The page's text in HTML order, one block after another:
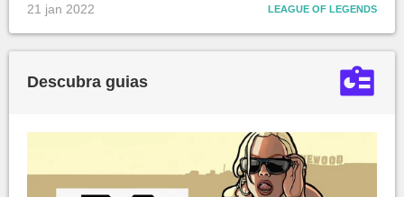
21 jan 2022 LEAGUE OF LEGENDS
Descubra guias